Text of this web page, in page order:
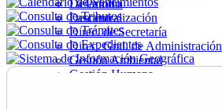
Desarrollo
Descentralización
Direc. de Secretaría
Direc. Gral. de Administración
Gestión Ambiental
Gestión Humana
La Paloma
Lascano